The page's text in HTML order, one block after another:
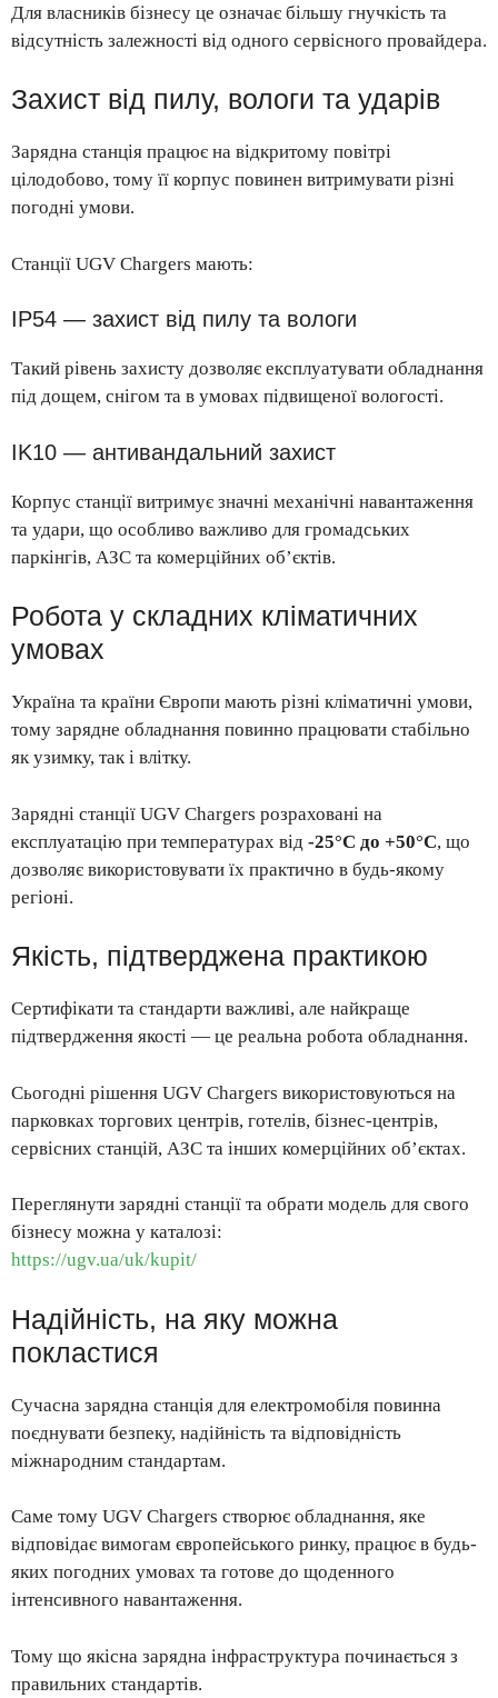
Для власників бізнесу це означає більшу гнучкість та
відсутність залежності від одного сервісного провайдера.
Захист від пилу, вологи та ударів
Зарядна станція працює на відкритому повітрі
цілодобово, тому її корпус повинен витримувати різні
погодні умови.
Станції UGV Chargers мають:
IP54 — захист від пилу та вологи
Такий рівень захисту дозволяє експлуатувати обладнання
під дощем, снігом та в умовах підвищеної вологості.
IK10 — антивандальний захист
Корпус станції витримує значні механічні навантаження
та удари, що особливо важливо для громадських
паркінгів, АЗС та комерційних об’єктів.
Робота у складних кліматичних
умовах
Україна та країни Європи мають різні кліматичні умови,
тому зарядне обладнання повинно працювати стабільно
як узимку, так і влітку.
Зарядні станції UGV Chargers розраховані на
експлуатацію при температурах від -25°C до +50°C, що
дозволяє використовувати їх практично в будь-якому
регіоні.
Якість, підтверджена практикою
Сертифікати та стандарти важливі, але найкраще
підтвердження якості — це реальна робота обладнання.
Сьогодні рішення UGV Chargers використовуються на
парковках торгових центрів, готелів, бізнес-центрів,
сервісних станцій, АЗС та інших комерційних об’єктах.
Переглянути зарядні станції та обрати модель для свого
бізнесу можна у каталозі:
https://ugv.ua/uk/kupit/
Надійність, на яку можна
покластися
Сучасна зарядна станція для електромобіля повинна
поєднувати безпеку, надійність та відповідність
міжнародним стандартам.
Саме тому UGV Chargers створює обладнання, яке
відповідає вимогам європейського ринку, працює в будь-
яких погодних умовах та готове до щоденного
інтенсивного навантаження.
Тому що якісна зарядна інфраструктура починається з
правильних стандартів.